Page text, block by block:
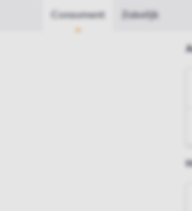
Consument Zakelijk